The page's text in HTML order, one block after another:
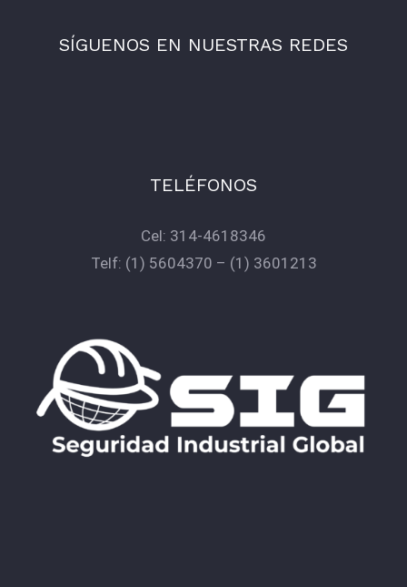
SÍGUENOS EN NUESTRAS REDES
TELÉFONOS
Cel: 314-4618346
Telf: (1) 5604370 – (1) 3601213